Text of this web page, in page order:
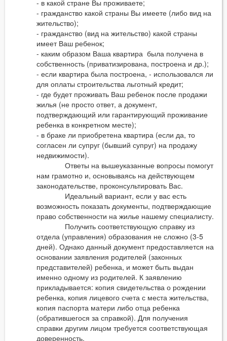
- в какой стране Вы проживаете;
- гражданство какой страны Вы имеете (либо вид на
жительство);
- гражданство (вид на жительство) какой страны
имеет Ваш ребенок;
- каким образом Ваша квартира была получена в
собственность (приватизирована, построена и др.);
- если квартира была построена, - использовался ли
для оплаты строительства льготный кредит;
- где будет проживать Ваш ребенок после продажи
жилья (не просто ответ, а документ,
подтверждающий или гарантирующий проживание
ребенка в конкретном месте);
- в браке ли приобретена квартира (если да, то
согласен ли супруг (бывший супруг) на продажу
недвижимости).
Ответы на вышеуказанные вопросы помогут
нам грамотно и, основываясь на действующем
законодательстве, проконсультировать Вас.
Идеальный вариант, если у вас есть
возможность показать документы, подтверждающие
право собственности на жилье нашему специалисту.
Получить соответствующую справку из
отдела (управления) образования не сложно (3-5
дней). Однако данный документ предоставляется на
основании заявления родителей (законных
представителей) ребенка, и может быть выдан
именно одному из родителей. К заявлению
прикладывается: копия свидетельства о рождении
ребенка, копия лицевого счета с места жительства,
копия паспорта матери либо отца ребенка
(обратившегося за справкой). Для получения
справки другим лицом требуется соответствующая
доверенность.